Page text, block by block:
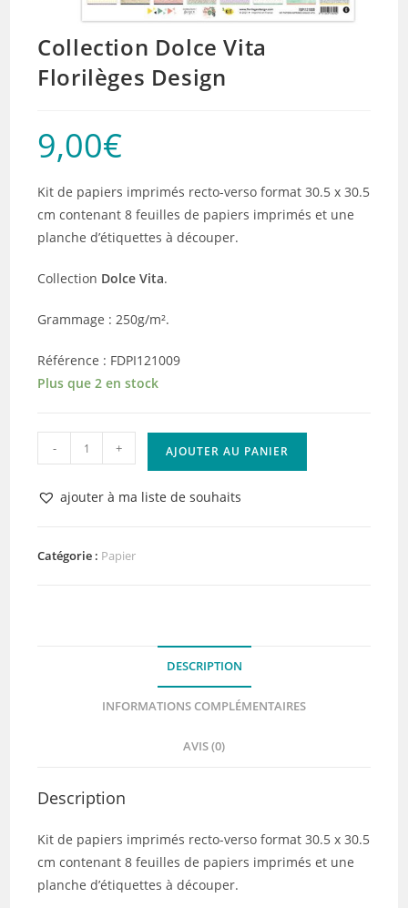
Collection Dolce Vita
Florilèges Design
9,00€
Kit de papiers imprimés recto-verso format 30.5 x 30.5
cm contenant 8 feuilles de papiers imprimés et une
planche d’étiquettes à découper.
Collection Dolce Vita.
Grammage : 250g/m².
Référence : FDPI121009
Plus que 2 en stock
quantité
de
Collection
Dolce
Florilèges
- + AJOUTER AU PANIER
ajouter à ma liste de souhaits
Catégorie : Papier
DESCRIPTION
INFORMATIONS COMPLÉMENTAIRES
AVIS (0)
Description
Kit de papiers imprimés recto-verso format 30.5 x 30.5
cm contenant 8 feuilles de papiers imprimés et une
planche d’étiquettes à découper.